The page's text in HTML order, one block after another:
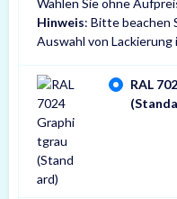
Hinweis: Bitte beachen
Auswahl von Lackierung
RAL